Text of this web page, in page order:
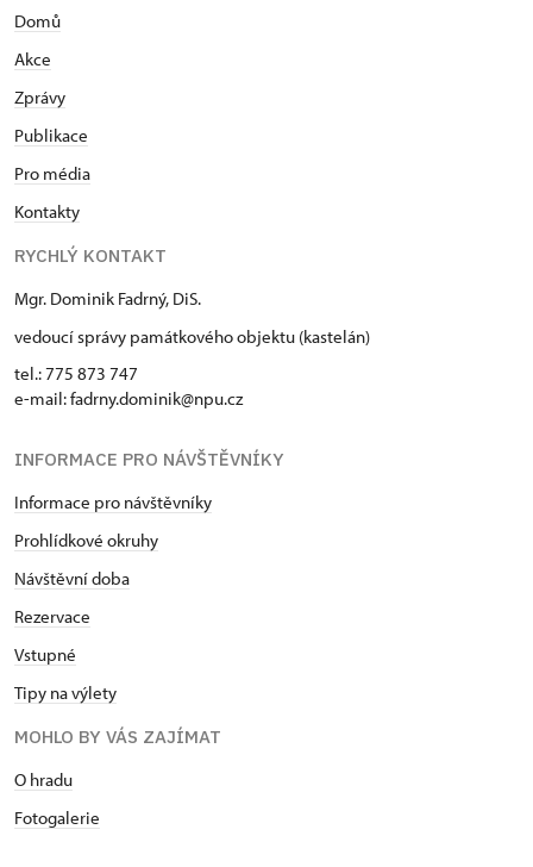
Domů
Akce
Zprávy
Publikace
Pro média
Kontakty
RYCHLÝ KONTAKT
Mgr. Dominik Fadrný, DiS.
vedoucí správy památkového objektu (kastelán)
tel.: 775 873 747
e-mail: fadrny.dominik@npu.cz
INFORMACE PRO NÁVŠTĚVNÍKY
Informace pro návštěvníky
Prohlídkové okruhy
Návštěvní doba
Rezervace
Vstupné
Tipy na výlety
MOHLO BY VÁS ZAJÍMAT
O hradu
Fotogalerie